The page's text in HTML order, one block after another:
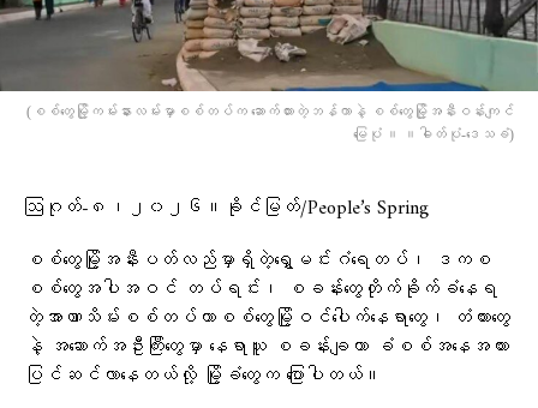
(စစ်တွေမြို့ကမ်းနားလမ်းမှာစစ်တပ်က ဆောက်ထားတဲ့ဘန်ကာနဲ့ စစ်​တွေမြို့အနီးဝန်းကျင်​
မြေပုံ ။ ။ဓါတ်ပုံ-​ဒေသခံ)
ဩဂုတ်-၈၊၂၀၂၆။ခိုင်မြတ်/People’s Spring
စစ်တွေမြို့အနီးပတ်လည်မှာရှိတဲ့ရွှေမင်းဂံရေတပ်၊ ဒကစ
စစ်တွေအပါအဝင် တပ်ရင်း၊ စခန်းတွေတိုက်ခိုက်ခံနေရ
တဲ့အာဏာသိမ်းစစ်တပ်ဟာစစ်တွေမြို့ဝင်ပေါက်နေရာတွေ၊ တံတားတွေ
နဲ့ အဆောက်အဦးကြီးတွေမှာ နေရာယူ စခန်းချကာ ခံစစ်အနေအထား
ပြင်ဆင်လာနေတယ်လို့ မြို့ခံတွေက ပြောပါတယ်။